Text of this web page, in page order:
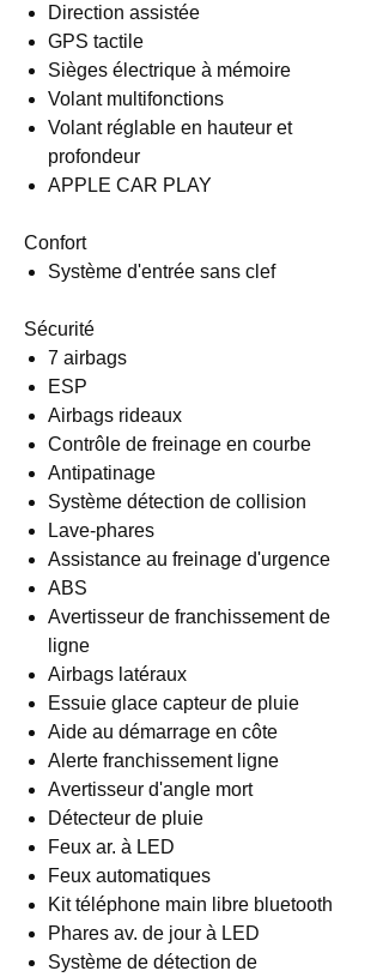
Direction assistée
GPS tactile
Sièges électrique à mémoire
Volant multifonctions
Volant réglable en hauteur et
profondeur
APPLE CAR PLAY
Confort
Système d'entrée sans clef
Sécurité
7 airbags
ESP
Airbags rideaux
Contrôle de freinage en courbe
Antipatinage
Système détection de collision
Lave-phares
Assistance au freinage d'urgence
ABS
Avertisseur de franchissement de
ligne
Airbags latéraux
Essuie glace capteur de pluie
Aide au démarrage en côte
Alerte franchissement ligne
Avertisseur d'angle mort
Détecteur de pluie
Feux ar. à LED
Feux automatiques
Kit téléphone main libre bluetooth
Phares av. de jour à LED
Système de détection de